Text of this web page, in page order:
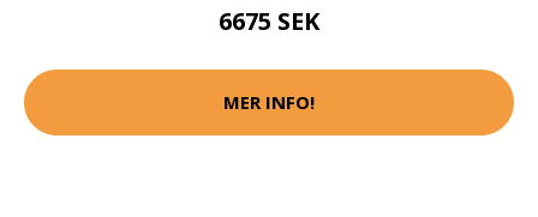
6675 SEK
MER INFO!